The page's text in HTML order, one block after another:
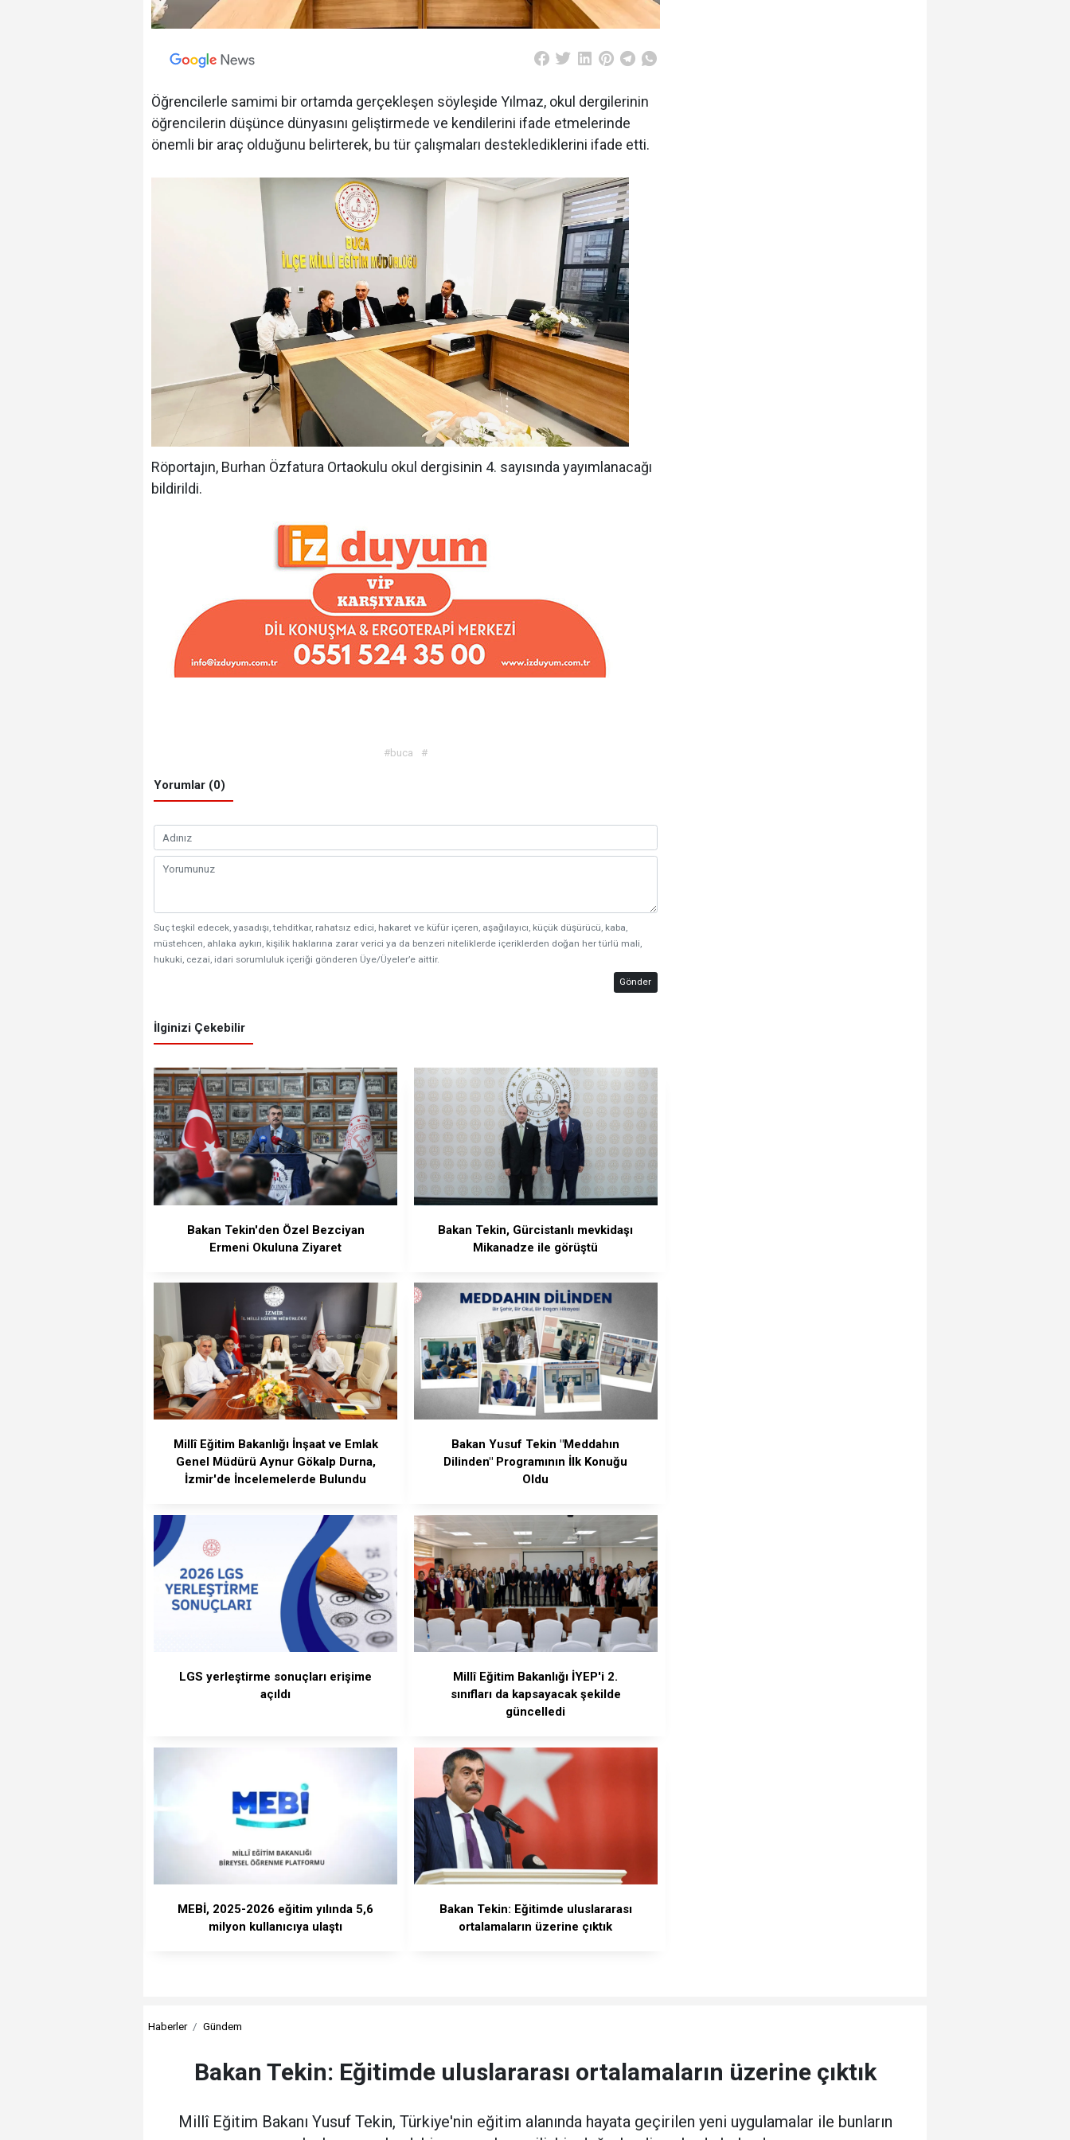
Öğrencilerle samimi bir ortamda gerçekleşen söyleşide Yılmaz, okul dergilerinin
öğrencilerin düşünce dünyasını geliştirmede ve kendilerini ifade etmelerinde
önemli bir araç olduğunu belirterek, bu tür çalışmaları desteklediklerini ifade etti.
Röportajın, Burhan Özfatura Ortaokulu okul dergisinin 4. sayısında yayımlanacağı
bildirildi.
#buca #
Yorumlar (0)
Suç teşkil edecek, yasadışı, tehditkar, rahatsız edici, hakaret ve küfür içeren, aşağılayıcı, küçük düşürücü, kaba,
müstehcen, ahlaka aykırı, kişilik haklarına zarar verici ya da benzeri niteliklerde içeriklerden doğan her türlü mali,
hukuki, cezai, idari sorumluluk içeriği gönderen Üye/Üyeler’e aittir.
Gönder
İlginizi Çekebilir
Bakan Tekin'den Özel Bezciyan
Ermeni Okuluna Ziyaret
Bakan Tekin, Gürcistanlı mevkidaşı
Mikanadze ile görüştü
Millî Eğitim Bakanlığı İnşaat ve Emlak
Genel Müdürü Aynur Gökalp Durna,
İzmir'de İncelemelerde Bulundu
Bakan Yusuf Tekin "Meddahın
Dilinden" Programının İlk Konuğu
Oldu
LGS yerleştirme sonuçları erişime
açıldı
Millî Eğitim Bakanlığı İYEP'i 2.
sınıfları da kapsayacak şekilde
güncelledi
MEBİ, 2025-2026 eğitim yılında 5,6
milyon kullanıcıya ulaştı
Bakan Tekin: Eğitimde uluslararası
ortalamaların üzerine çıktık
Haberler Gündem
Bakan Tekin: Eğitimde uluslararası ortalamaların üzerine çıktık
Millî Eğitim Bakanı Yusuf Tekin, Türkiye'nin eğitim alanında hayata geçirilen yeni uygulamalar ile bunların